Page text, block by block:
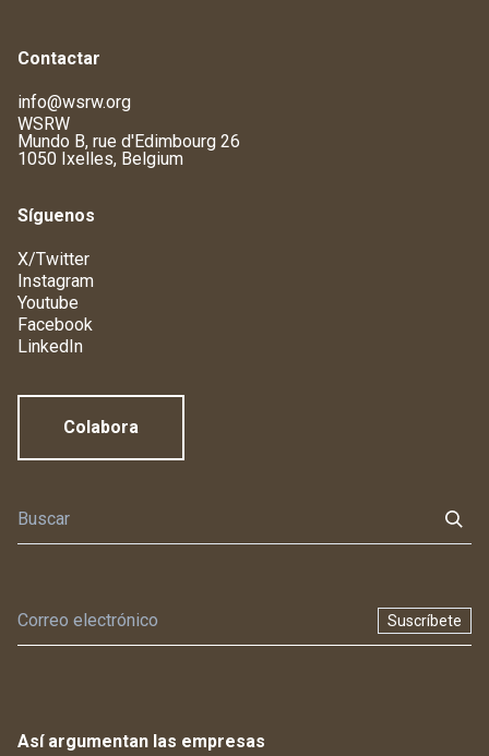
Contactar
info@wsrw.org
WSRW
Mundo B, rue d'Edimbourg 26
1050 Ixelles, Belgium
Síguenos
X/Twitter
Instagram
Youtube
Facebook
LinkedIn
Colabora
Suscríbete
Así argumentan las empresas